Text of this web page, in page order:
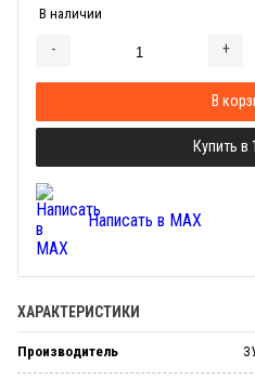
В наличии
- +
В
Купить в
Написать в MAX
ХАРАКТЕРИСТИКИ
Производитель